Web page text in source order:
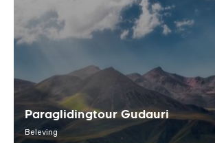
Paraglidingtour Gudauri
Beleving